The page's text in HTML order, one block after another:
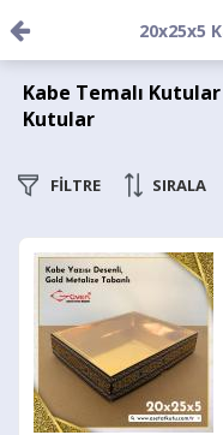
20x25x5
Kabe Temalı Kutular
Kutular
FİLTRE SIRALA